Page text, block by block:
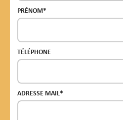
PRÉNOM*
TÉLÉPHONE
ADRESSE MAIL*